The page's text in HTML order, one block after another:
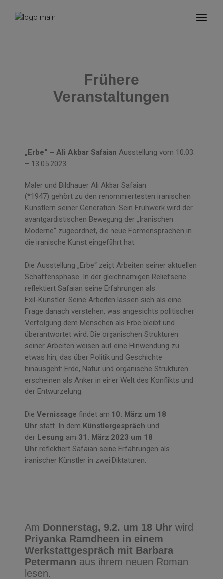
Frühere
Veranstaltungen
„Erbe“ – Ali Akbar SafaianAusstellung vom 10.03.
– 13.05.2023
Maler und Bildhauer Ali Akbar Safaian
(*1947) gehört zu den renommiertesten iranischen
Künstlern seiner Generation. Sein Frühwerk wird der
avantgardistischen Bewegung der „Iranischen
Moderne“ zugeordnet, die neue Formensprachen in
die iranische Kunst eingeführt hat.
Die Ausstellung „Erbe“ zeigt Arbeiten seiner aktuellen
Schaffensphase. In der gleichnamigen Reliefserie
reflektiert Safaian seine Erfahrungen als
Exil-Künstler. Seine Arbeiten lassen sich als eine
Frage danach verstehen, was angesichts politischer
Verfolgung dem Menschen als Erbe bleibt und
überantwortet wird. Die organischen Strukturen
seiner Arbeiten weisen auf eine Hinwendung zu
etwas hin, das über Politik und Geschichte
hinausgeht: Erde, Natur und organische Strukturen
erscheinen als Anker in einer Welt des Konflikts und
der Entwurzelung.
DieVernissage findet am 10. März um 18
Uhr statt. In dem Künstlergespräch und
der Lesung am 31. März 2023 um 18
Uhr reflektiert Safaian seine Erfahrungen als
iranischer Künstler in zwei Diktaturen.
Am Donnerstag, 9.2. um 18 Uhr wird
Priyanka Ramdheen in einem
Werkstattgespräch mit Barbara
Petermann aus ihrem neuen Roman
lesen.